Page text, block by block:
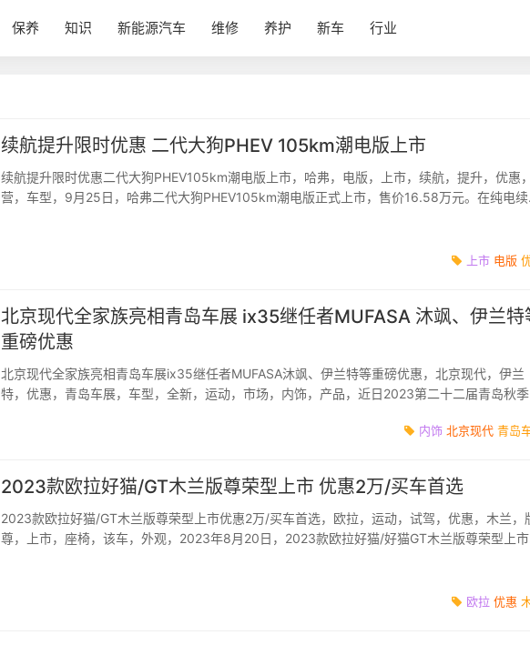
保养 知识 新能源汽车 维修 养护 新车 行业
续航提升限时优惠 二代大狗PHEV 105km潮电版上市
续航提升限时优惠二代大狗PHEV105km潮电版上市，哈弗，电版，上市，续航，提升，优惠
营，车型，9月25日，哈弗二代大狗PHEV105km潮电版正式上市，售价16.58万元。在纯电续
上市 电版
北京现代全家族亮相青岛车展 ix35继任者MUFASA 沐飒、伊兰特
重磅优惠
北京现代全家族亮相青岛车展ix35继任者MUFASA沐飒、伊兰特等重磅优惠，北京现代，伊兰
特，优惠，青岛车展，车型，全新，运动，市场，内饰，产品，近日2023第二十二届青岛秋季
内饰 北京现代 青岛
2023款欧拉好猫/GT木兰版尊荣型上市 优惠2万/买车首选
2023款欧拉好猫/GT木兰版尊荣型上市优惠2万/买车首选，欧拉，运动，试驾，优惠，木兰，
尊，上市，座椅，该车，外观，2023年8月20日，2023款欧拉好猫/好猫GT木兰版尊荣型上市
欧拉 优惠